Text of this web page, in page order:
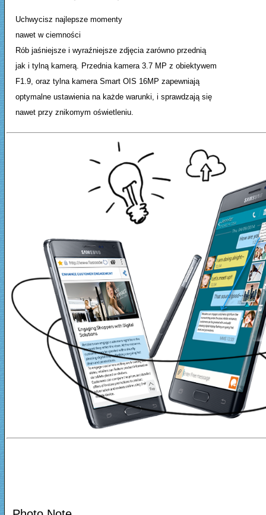
Uchwycisz najlepsze momenty
nawet w ciemności
Rób jaśniejsze i wyraźniejsze zdjęcia zarówno przednią
jak i tylną kamerą. Przednia kamera 3.7 MP z obiektywem
F1.9, oraz tylna kamera Smart OIS 16MP zapewniają
optymalne ustawienia na każde warunki, i sprawdzają się
nawet przy znikomym oświetleniu.